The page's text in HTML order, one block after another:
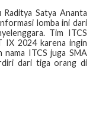
Satya Ananta
lomba ini dari
Tim ITCS
IX 2024 karena ingin
nama ITCS juga SMA
dari tiga orang di